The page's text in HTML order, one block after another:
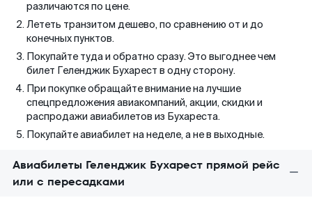
различаются по цене.
Лететь транзитом дешево, по сравнению от и до
конечных пунктов.
Покупайте туда и обратно сразу. Это выгоднее чем
билет Геленджик Бухарест в одну сторону.
При покупке обращайте внимание на лучшие
спецпредложения авиакомпаний, акции, скидки и
распродажи авиабилетов из Бухареста.
Покупайте авиабилет на неделе, а не в выходные.
Авиабилеты Геленджик Бухарест прямой рейс
или с пересадками